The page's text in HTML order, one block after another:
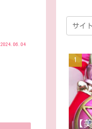
2024.06.04
【